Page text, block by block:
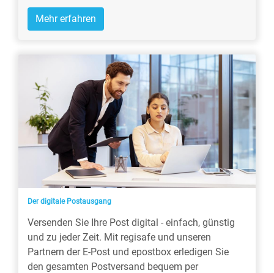
Mehr erfahren
Der digitale Postausgang
Versenden Sie Ihre Post digital - einfach, günstig
und zu jeder Zeit. Mit regisafe und unseren
Partnern der E-Post und epostbox erledigen Sie
den gesamten Postversand bequem per